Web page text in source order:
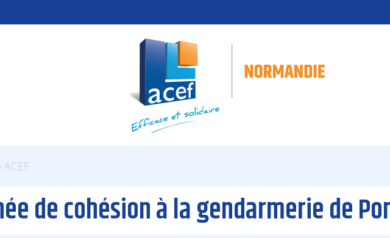
de cohésion à la gendarmerie de